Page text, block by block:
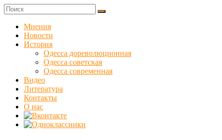
Skip
to
content
Куликовец
Сайт
одесского
сопротивления
Мнения
Новости
История
Одесса дореволюционная
Одесса советская
Одесса современная
Видео
Литература
Контакты
О нас